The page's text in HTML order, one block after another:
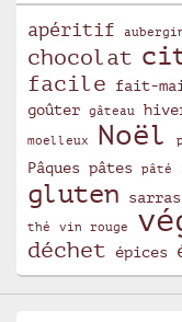
apéritif
chocolat
facile fait-
goûter
gâteau
moelleux Noël
Pâques pâtes pâté
gluten
thé vin rouge
déchet
épices